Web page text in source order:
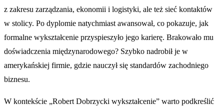
z zakresu zarządzania, ekonomii i logistyki, ale też sieć kontaktów
w stolicy. Po dyplomie natychmiast awansował, co pokazuje, jak
formalne wykształcenie przyspieszyło jego karierę. Brakowało mu
doświadczenia międzynarodowego? Szybko nadrobił je w
amerykańskiej firmie, gdzie nauczył się standardów zachodniego
biznesu.
W kontekście „Robert Dobrzycki wykształcenie” warto podkreślić